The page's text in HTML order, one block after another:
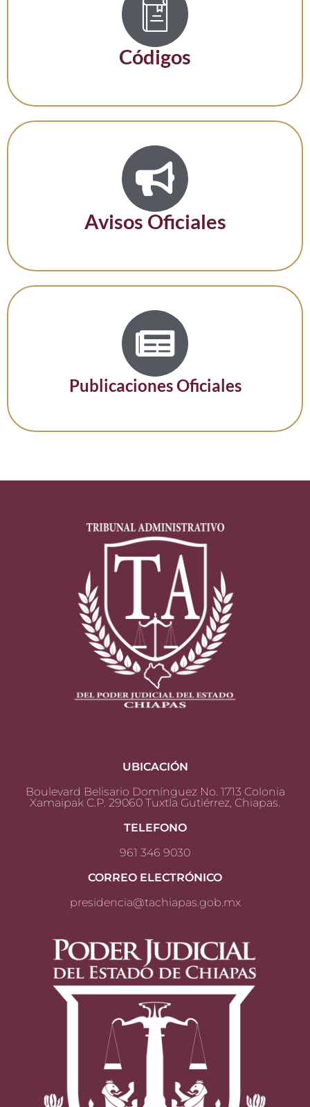
Códigos
Avisos Oficiales
Publicaciones Oficiales
UBICACIÓN
Boulevard Belisario Domínguez No. 1713 Colonia
Xamaipak C.P. 29060 Tuxtla Gutiérrez, Chiapas.
TELEFONO
961 346 9030
CORREO ELECTRÓNICO
presidencia@tachiapas.gob.mx